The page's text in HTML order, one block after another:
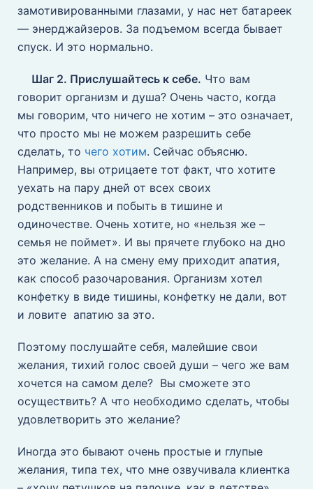
замотивированными глазами, у нас нет батареек
— энерджайзеров. За подъемом всегда бывает
спуск. И это нормально.
Шаг 2. Прислушайтесь к себе. Что вам
говорит организм и душа? Очень часто, когда
мы говорим, что ничего не хотим – это означает,
что просто мы не можем разрешить себе
сделать, то чего хотим. Сейчас объясню.
Например, вы отрицаете тот факт, что хотите
уехать на пару дней от всех своих
родственников и побыть в тишине и
одиночестве. Очень хотите, но «нельзя же –
семья не поймет». И вы прячете глубоко на дно
это желание. А на смену ему приходит апатия,
как способ разочарования. Организм хотел
конфетку в виде тишины, конфетку не дали, вот
и ловите апатию за это.
Поэтому послушайте себя, малейшие свои
желания, тихий голос своей души – чего же вам
хочется на самом деле? Вы сможете это
осуществить? А что необходимо сделать, чтобы
удовлетворить это желание?
Иногда это бывают очень простые и глупые
желания, типа тех, что мне озвучивала клиентка